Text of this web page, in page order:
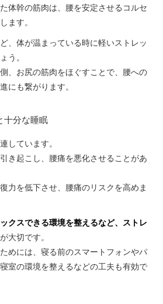
体幹の筋肉は、腰を安定させるコルセ
ます。
、体が温まっている時に軽いストレッ
う。
、お尻の筋肉をほぐすことで、腰への
にも繋がります。
十分な睡眠
しています。
き起こし、腰痛を悪化させることがあ
力を低下させ、腰痛のリスクを高めま
クスできる環境を整えるなど、ストレ
大切です。
めには、寝る前のスマートフォンやパ
室の環境を整えるなどの工夫も有効で